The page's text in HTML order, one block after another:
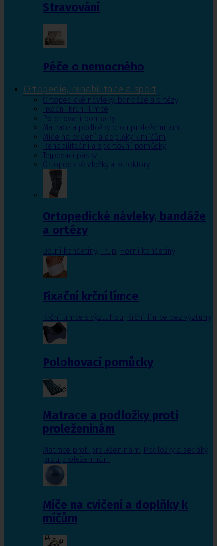
Stravování
Péče o nemocného
Ortopedie, rehabilitace a sport
Ortopedické návleky, bandáže a ortézy
Fixační krční límce
Polohovací pomůcky
Matrace a podložky proti proleženinám
Míče na cvičení a doplňky k míčům
Rehabilitační a sportovní pomůcky
Tejpovací pásky
Ortopedické vložky a korektory
Ortopedické návleky, bandáže
a ortézy
Dolní končetiny, Trup, Horní končetiny
Fixační krční límce
Krční límce s výztuhou Krční límce bez výztuhy
Polohovací pomůcky
Matrace a podložky proti
proleženinám
Matrace proti proleženinám, Podložky a sedáky
proti proleženinám
Míče na cvičení a doplňky k
míčům